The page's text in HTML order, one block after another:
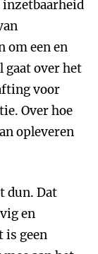
inzetbaarheid
om een en
gaat over het
voor
Over hoe
opleveren
dun. Dat
en
is geen